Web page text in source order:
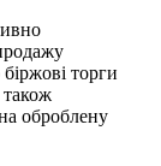
торги
також
оброблену